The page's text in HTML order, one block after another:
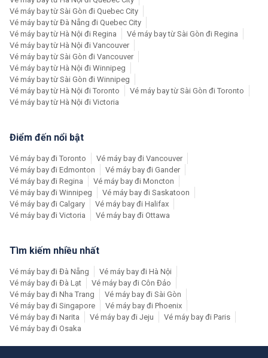
Vé máy bay từ Sài Gòn đi Quebec City
Vé máy bay từ Đà Nẵng đi Quebec City
Vé máy bay từ Hà Nội đi Regina
Vé máy bay từ Sài Gòn đi Regina
Vé máy bay từ Hà Nội đi Vancouver
Vé máy bay từ Sài Gòn đi Vancouver
Vé máy bay từ Hà Nội đi Winnipeg
Vé máy bay từ Sài Gòn đi Winnipeg
Vé máy bay từ Hà Nội đi Toronto
Vé máy bay từ Sài Gòn đi Toronto
Vé máy bay từ Hà Nội đi Victoria
Điểm đến nổi bật
Vé máy bay đi Toronto
Vé máy bay đi Vancouver
Vé máy bay đi Edmonton
Vé máy bay đi Gander
Vé máy bay đi Regina
Vé máy bay đi Moncton
Vé máy bay đi Winnipeg
Vé máy bay đi Saskatoon
Vé máy bay đi Calgary
Vé máy bay đi Halifax
Vé máy bay đi Victoria
Vé máy bay đi Ottawa
Tìm kiếm nhiều nhất
Vé máy bay đi Đà Nẵng
Vé máy bay đi Hà Nội
Vé máy bay đi Đà Lạt
Vé máy bay đi Côn Đảo
Vé máy bay đi Nha Trang
Vé máy bay đi Sài Gòn
Vé máy bay đi Singapore
Vé máy bay đi Phoenix
Vé máy bay đi Narita
Vé máy bay đi Jeju
Vé máy bay đi Paris
Vé máy bay đi Osaka